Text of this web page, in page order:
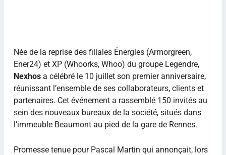
Née de la reprise des filiales Énergies (Armorgreen,
Ener24) et XP (Whoorks, Whoo) du groupe Legendre,
Nexhosa célébré le 10 juillet son premier anniversaire,
réunissant l’ensemble de ses collaborateurs, clients et
partenaires. Cet événement a rassemblé 150 invités au
sein des nouveaux bureaux de la société, situés dans
l’immeuble Beaumont au pied de la gare de Rennes.
Promesse tenue pour Pascal Martin qui annonçait, lors